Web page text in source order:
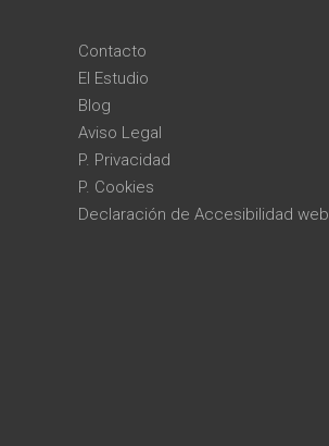
Contacto
El Estudio
Blog
Aviso Legal
P. Privacidad
P. Cookies
Declaración de Accesibilidad web